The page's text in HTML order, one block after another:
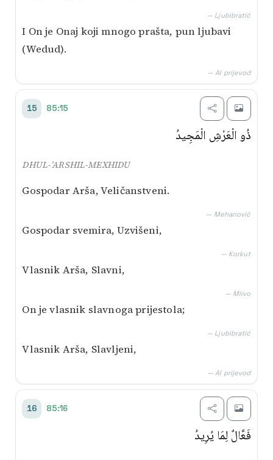
— Ljubibratić
I On je Onaj koji mnogo prašta, pun ljubavi
(Wedud).
— AI prijevod
15 85:15
ذُو الْعَرْشِ الْمَجِيدُ
DHUL-’ARSHIL-MEXHIDU
Gospodar Arša, Veličanstveni.
— Mehanović
Gospodar svemira, Uzvišeni,
— Korkut
Vlasnik Arša, Slavni,
— Mlivo
On je vlasnik slavnoga prijestola;
— Ljubibratić
Vlasnik Arša, Slavljeni,
— AI prijevod
16 85:16
فَعَّالٌ لِمَا يُرِيدُ